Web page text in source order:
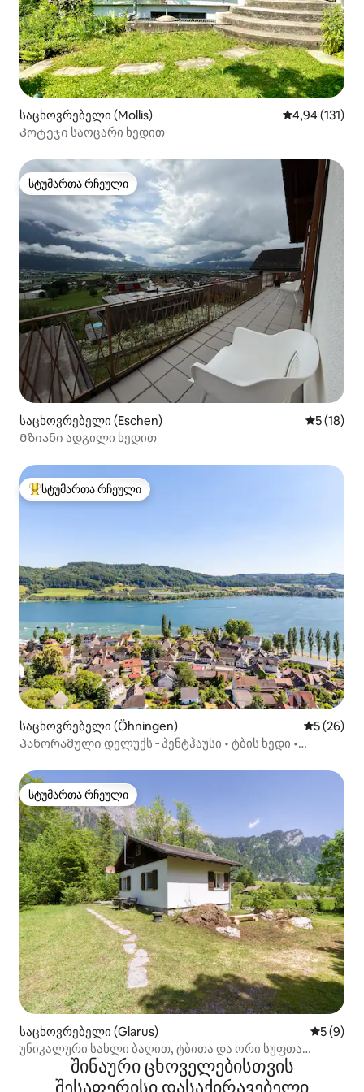
საცხოვრებელი (Mollis) საშუალო
4,94 (131)
Კოტეჯი საოცარი ხედით
სტუმართა რჩეული
სტუმართა რჩეული
საცხოვრებელი (Eschen) საშუალო
5 (18)
Მზიანი ადგილი ხედით
სტუმართა რჩეული მოწინავე ვარიანტი
სტუმართა რჩეული
საცხოვრებელი (Öhningen) საშუალო
5 (26)
Პანორამული დელუქს ‑ პენტჰაუსი • ტბის ხედი •
სტუმართა რჩეული
სტუმართა რჩეული
საცხოვრებელი (Glarus) საშუალო
5 (9)
უნიკალური სახლი ბაღით, ტბითა და ორი სუფთა
ნაკადულითშინაური ცხოველებისთვის